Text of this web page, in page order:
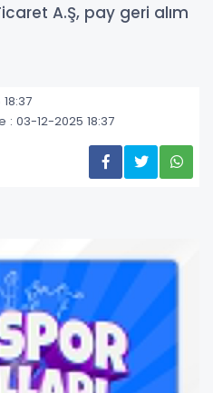
A.Ş, pay geri alım
: 03-12-2025 18:37